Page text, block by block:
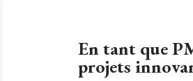
En tant que
projets